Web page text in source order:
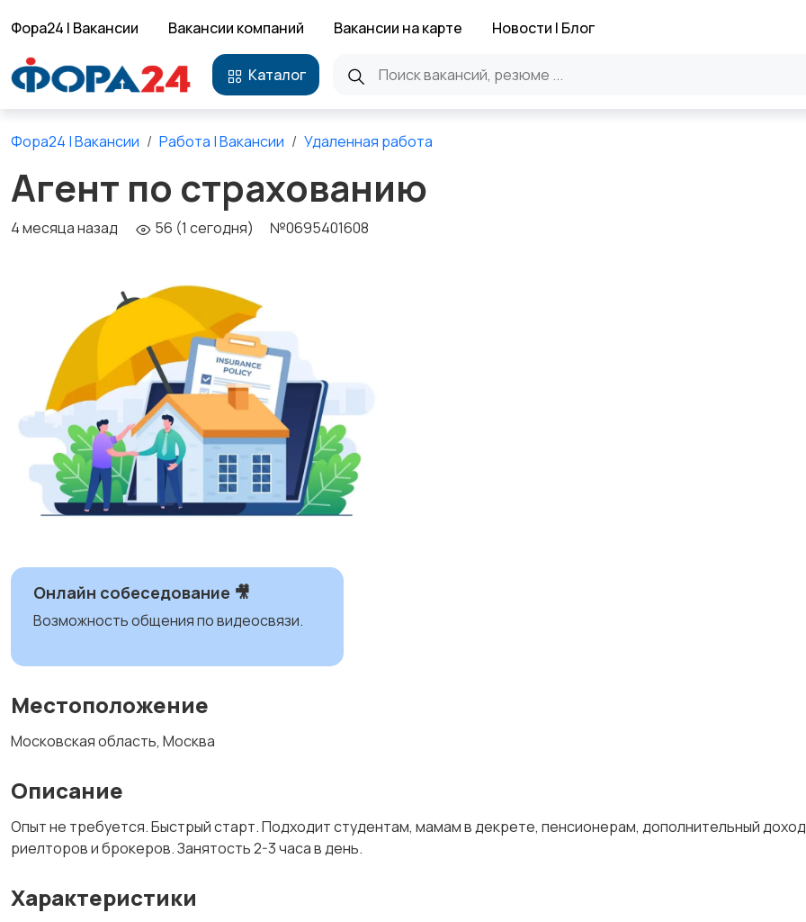
Фора24 | Вакансии Вакансии компаний Вакансии на карте Новости | Блог
Каталог
Фора24 | Вакансии Работа | Вакансии Удаленная работа
Агент по страхованию
4 месяца назад 56 (1 сегодня) №0695401608
Онлайн собеседование 🎥
Возможность общения по видеосвязи.
Местоположение
Московская область, Москва
Описание
Опыт не требуется. Быстрый старт. Подходит студентам, мамам в декрете, пенсионерам, дополнительный
риелторов и брокеров. Занятость 2-3 часа в день.
Характеристики